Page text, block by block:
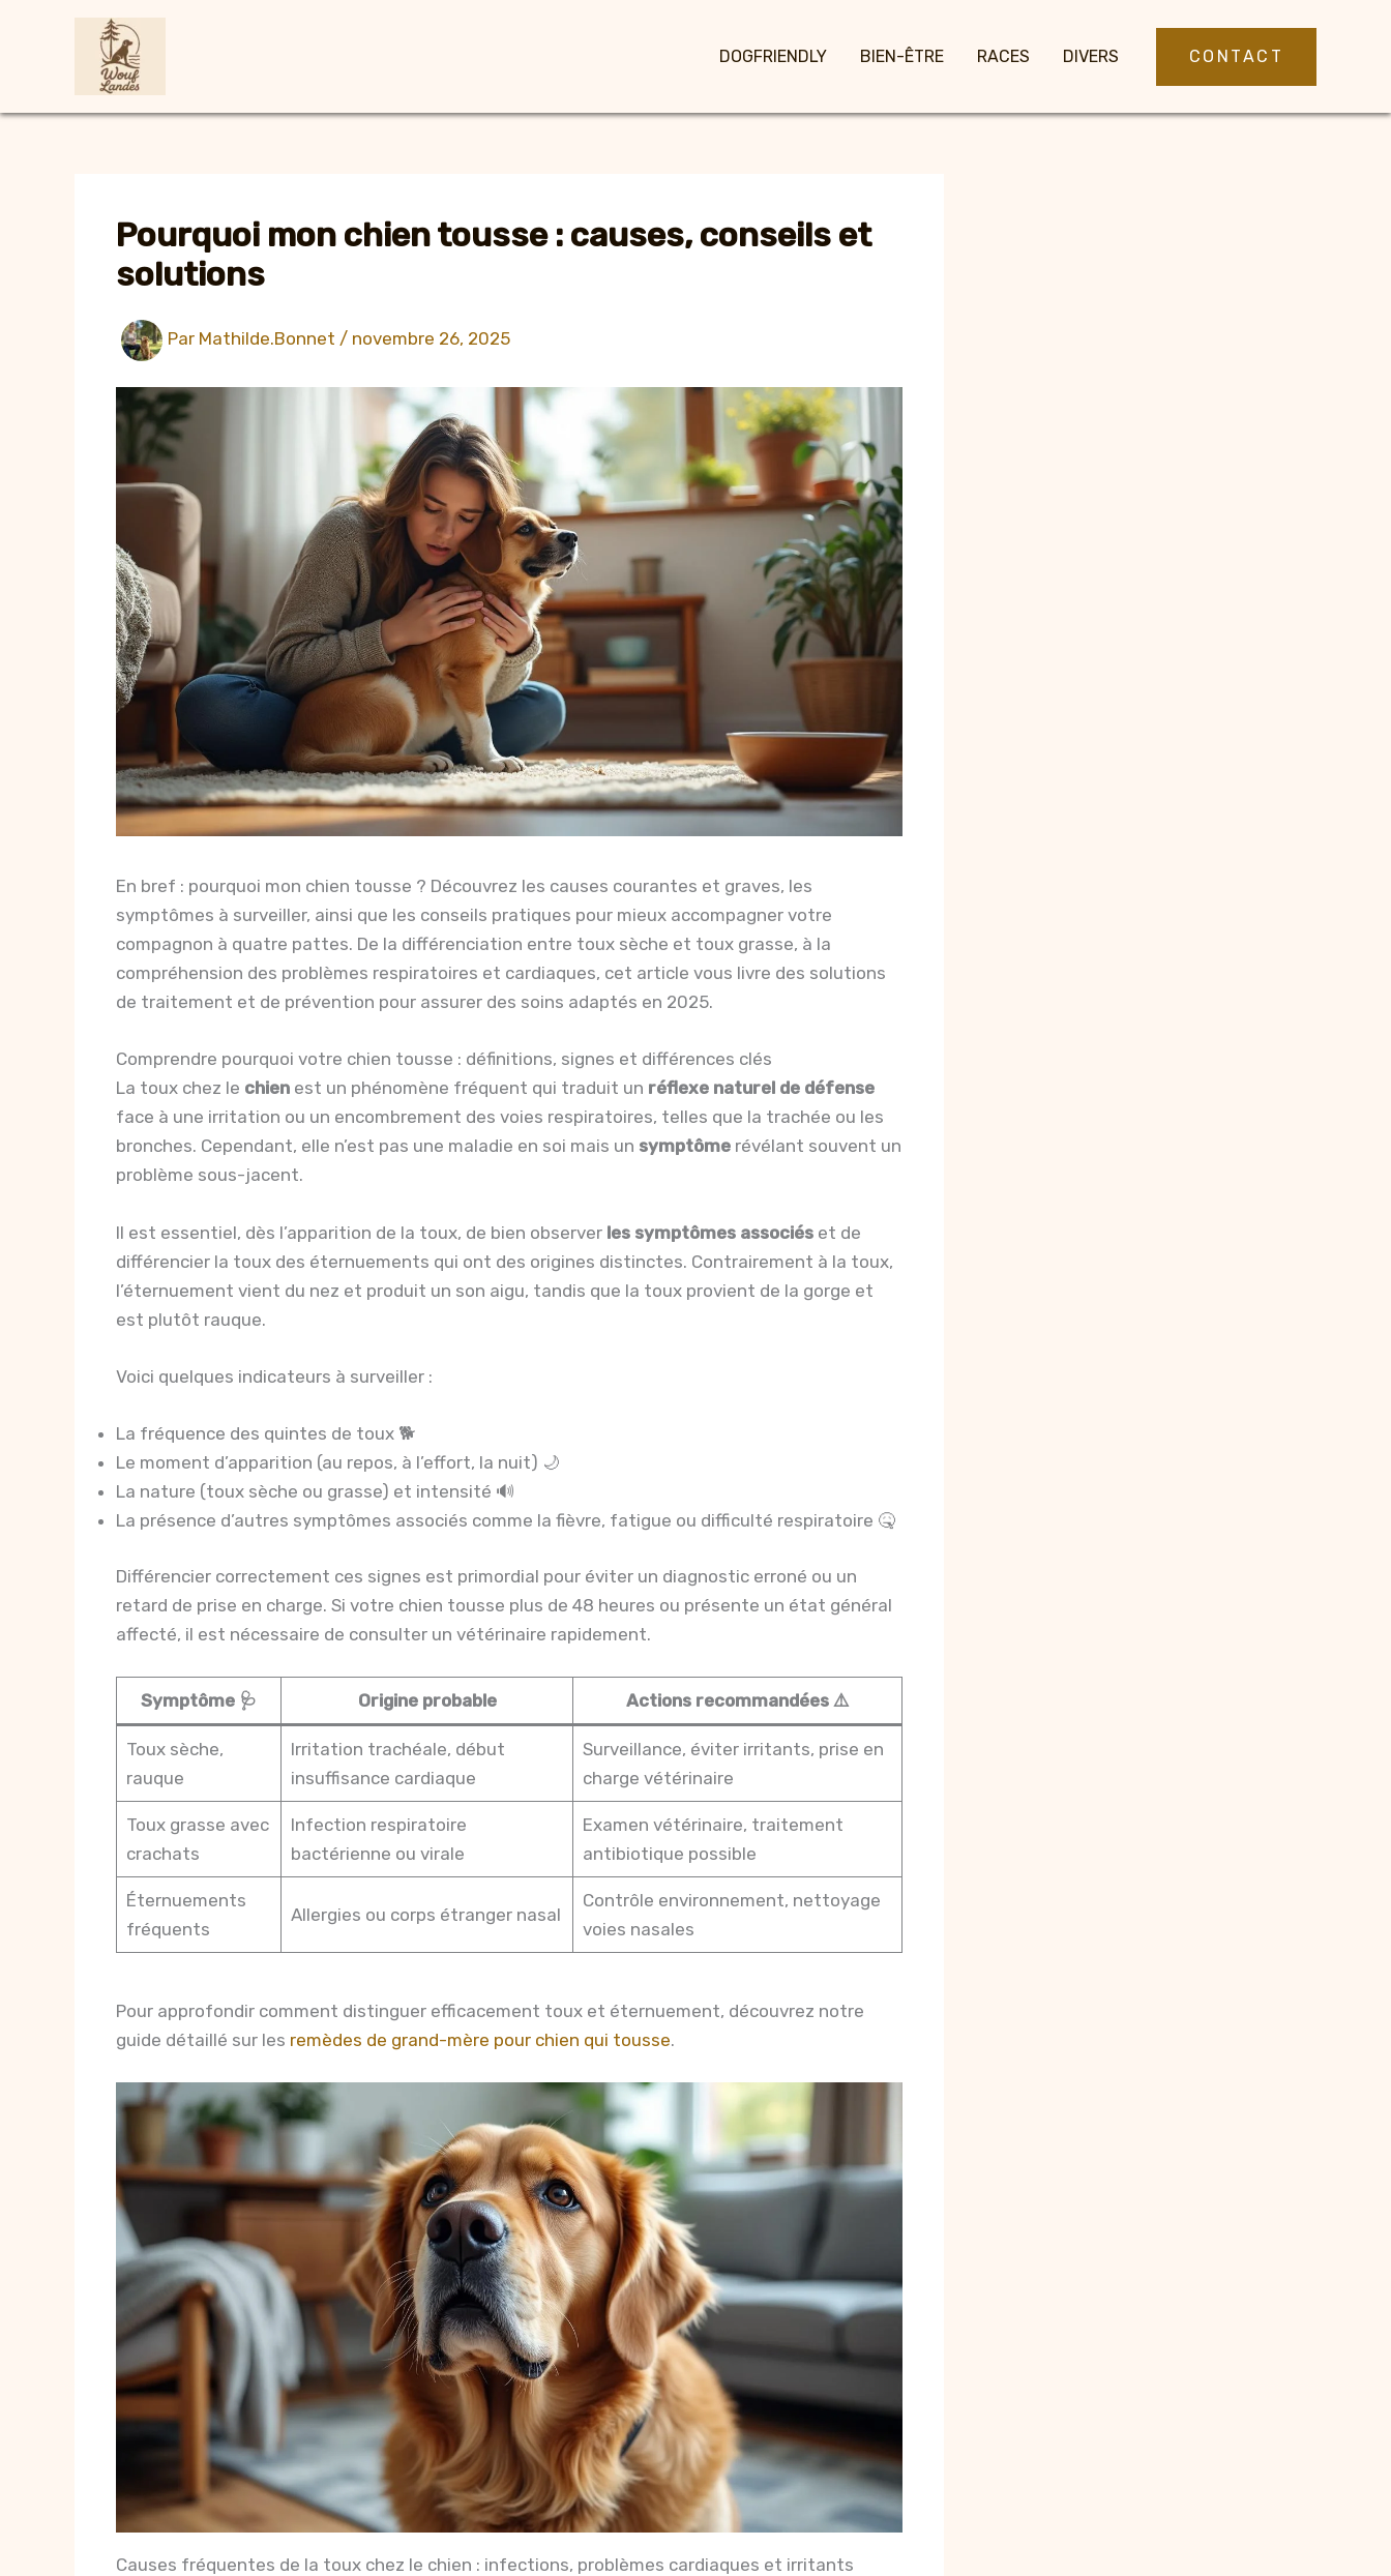
Aller
DOGFRIENDLY BIEN-ÊTRE RACES DIVERS CONTACT
Pourquoi mon chien tousse : causes, conseils et
solutions
Par Mathilde.Bonnet / novembre 26, 2025
En bref : pourquoi mon chien tousse ? Découvrez les causes courantes et graves, les
symptômes à surveiller, ainsi que les conseils pratiques pour mieux accompagner votre
compagnon à quatre pattes. De la différenciation entre toux sèche et toux grasse, à la
compréhension des problèmes respiratoires et cardiaques, cet article vous livre des solutions
de traitement et de prévention pour assurer des soins adaptés en 2025.
Comprendre pourquoi votre chien tousse : définitions, signes et différences clés
La toux chez le chien est un phénomène fréquent qui traduit un réflexe naturel de défense
face à une irritation ou un encombrement des voies respiratoires, telles que la trachée ou les
bronches. Cependant, elle n’est pas une maladie en soi mais un symptôme révélant souvent un
problème sous-jacent.
Il est essentiel, dès l’apparition de la toux, de bien observer les symptômes associés et de
différencier la toux des éternuements qui ont des origines distinctes. Contrairement à la toux,
l’éternuement vient du nez et produit un son aigu, tandis que la toux provient de la gorge et
est plutôt rauque.
Voici quelques indicateurs à surveiller :
La fréquence des quintes de toux 🐕
Le moment d’apparition (au repos, à l’effort, la nuit) 🌙
La nature (toux sèche ou grasse) et intensité 🔊
La présence d’autres symptômes associés comme la fièvre, fatigue ou difficulté respiratoire 🤒
Différencier correctement ces signes est primordial pour éviter un diagnostic erroné ou un
retard de prise en charge. Si votre chien tousse plus de 48 heures ou présente un état général
affecté, il est nécessaire de consulter un vétérinaire rapidement.
Symptôme 🩺 Origine probable Actions recommandées ⚠️
Toux sèche,
rauque
Irritation trachéale, début
insuffisance cardiaque
Surveillance, éviter irritants, prise en
charge vétérinaire
Toux grasse avec
crachats
Infection respiratoire
bactérienne ou virale
Examen vétérinaire, traitement
antibiotique possible
Éternuements
fréquents
Allergies ou corps étranger nasal
Contrôle environnement, nettoyage
voies nasales
Pour approfondir comment distinguer efficacement toux et éternuement, découvrez notre
guide détaillé sur les remèdes de grand-mère pour chien qui tousse.
Causes fréquentes de la toux chez le chien : infections, problèmes cardiaques et irritants